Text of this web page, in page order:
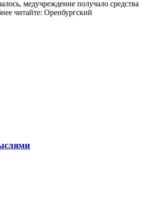
медучреждение получало средства
читайте: Оренбургский